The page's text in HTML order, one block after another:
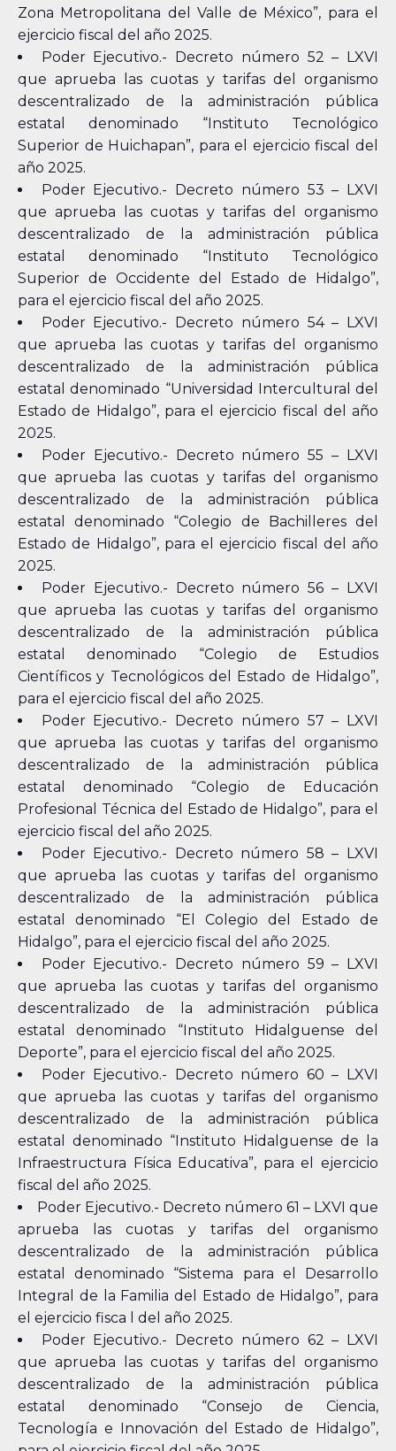
Zona Metropolitana del Valle de México”, para el
ejercicio fiscal del año 2025.
Poder Ejecutivo.- Decreto número 52 – LXVI
que aprueba las cuotas y tarifas del organismo
descentralizado de la administración pública
estatal denominado “Instituto Tecnológico
Superior de Huichapan”, para el ejercicio fiscal del
año 2025.
Poder Ejecutivo.- Decreto número 53 – LXVI
que aprueba las cuotas y tarifas del organismo
descentralizado de la administración pública
estatal denominado “Instituto Tecnológico
Superior de Occidente del Estado de Hidalgo”,
para el ejercicio fiscal del año 2025.
Poder Ejecutivo.- Decreto número 54 – LXVI
que aprueba las cuotas y tarifas del organismo
descentralizado de la administración pública
estatal denominado “Universidad Intercultural del
Estado de Hidalgo”, para el ejercicio fiscal del año
2025.
Poder Ejecutivo.- Decreto número 55 – LXVI
que aprueba las cuotas y tarifas del organismo
descentralizado de la administración pública
estatal denominado “Colegio de Bachilleres del
Estado de Hidalgo”, para el ejercicio fiscal del año
2025.
Poder Ejecutivo.- Decreto número 56 – LXVI
que aprueba las cuotas y tarifas del organismo
descentralizado de la administración pública
estatal denominado “Colegio de Estudios
Científicos y Tecnológicos del Estado de Hidalgo”,
para el ejercicio fiscal del año 2025.
Poder Ejecutivo.- Decreto número 57 – LXVI
que aprueba las cuotas y tarifas del organismo
descentralizado de la administración pública
estatal denominado “Colegio de Educación
Profesional Técnica del Estado de Hidalgo”, para el
ejercicio fiscal del año 2025.
Poder Ejecutivo.- Decreto número 58 – LXVI
que aprueba las cuotas y tarifas del organismo
descentralizado de la administración pública
estatal denominado “El Colegio del Estado de
Hidalgo”, para el ejercicio fiscal del año 2025.
Poder Ejecutivo.- Decreto número 59 – LXVI
que aprueba las cuotas y tarifas del organismo
descentralizado de la administración pública
estatal denominado “Instituto Hidalguense del
Deporte”, para el ejercicio fiscal del año 2025.
Poder Ejecutivo.- Decreto número 60 – LXVI
que aprueba las cuotas y tarifas del organismo
descentralizado de la administración pública
estatal denominado “Instituto Hidalguense de la
Infraestructura Física Educativa”, para el ejercicio
fiscal del año 2025.
Poder Ejecutivo.- Decreto número 61 – LXVI que
aprueba las cuotas y tarifas del organismo
descentralizado de la administración pública
estatal denominado “Sistema para el Desarrollo
Integral de la Familia del Estado de Hidalgo”, para
el ejercicio fisca l del año 2025.
Poder Ejecutivo.- Decreto número 62 – LXVI
que aprueba las cuotas y tarifas del organismo
descentralizado de la administración pública
estatal denominado “Consejo de Ciencia,
Tecnología e Innovación del Estado de Hidalgo”,